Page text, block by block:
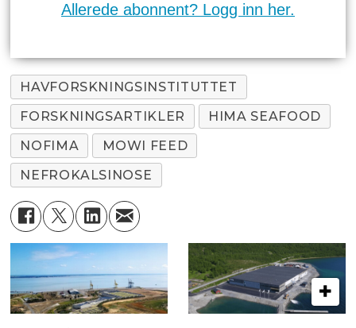
Allerede abonnent? Logg inn her.
HAVFORSKNINGSINSTITUTTET
FORSKNINGSARTIKLER
HIMA SEAFOOD
NOFIMA
MOWI FEED
NEFROKALSINOSE